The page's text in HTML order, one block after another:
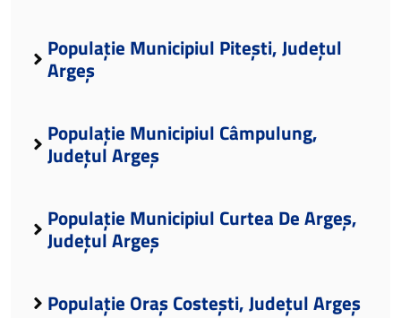
Populație Municipiul Pitești, Județul
Argeș
Populație Municipiul Câmpulung,
Județul Argeș
Populație Municipiul Curtea De Argeș,
Județul Argeș
Populație Oraș Costești, Județul Argeș